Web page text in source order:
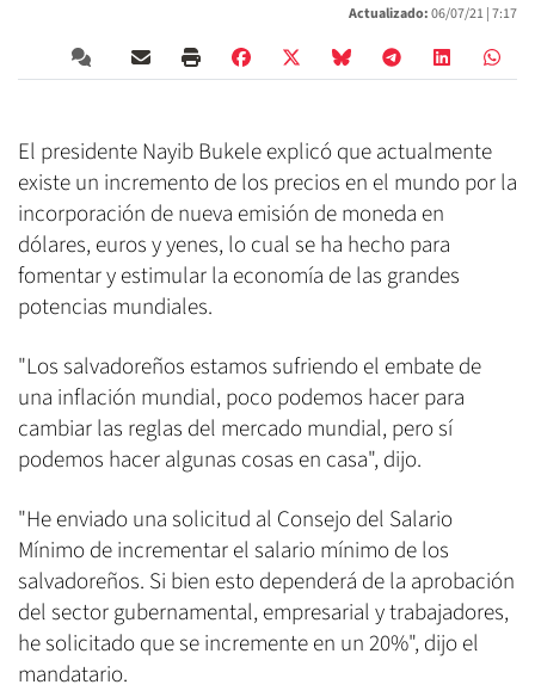
Actualizado:06/07/21 |7:17
El presidente Nayib Bukele explicó que actualmente
existe un incremento de los precios en el mundo por la
incorporación de nueva emisión de moneda en
dólares, euros y yenes, lo cual se ha hecho para
fomentar y estimular la economía de las grandes
potencias mundiales.
"Los salvadoreños estamos sufriendo el embate de
una inflación mundial, poco podemos hacer para
cambiar las reglas del mercado mundial, pero sí
podemos hacer algunas cosas en casa", dijo.
"He enviado una solicitud al Consejo del Salario
Mínimo de incrementar el salario mínimo de los
salvadoreños. Si bien esto dependerá de la aprobación
del sector gubernamental, empresarial y trabajadores,
he solicitado que se incremente en un 20%", dijo el
mandatario.